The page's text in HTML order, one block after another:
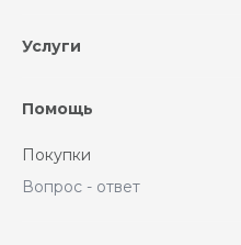
Услуги
Помощь
Покупки
Вопрос - ответ